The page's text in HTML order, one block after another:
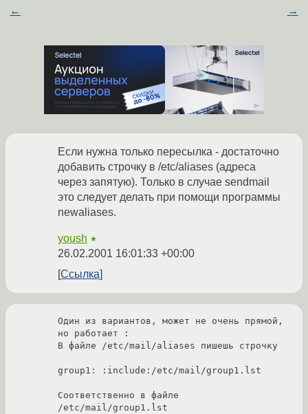
← →
Если нужна только пересылка - достаточно
добавить строчку в /etc/aliases (адреса
через запятую). Только в случае sendmail
это следует делать при помощи программы
newaliases.
yoush ★
26.02.2001 16:01:33 +00:00
Ссылка
Один из вариантов, может не очень прямой,
но работает :
В файле /etc/mail/aliases пишешь строчку
group1: :include:/etc/mail/group1.lst
Соответственно в файле
/etc/mail/group1.lst